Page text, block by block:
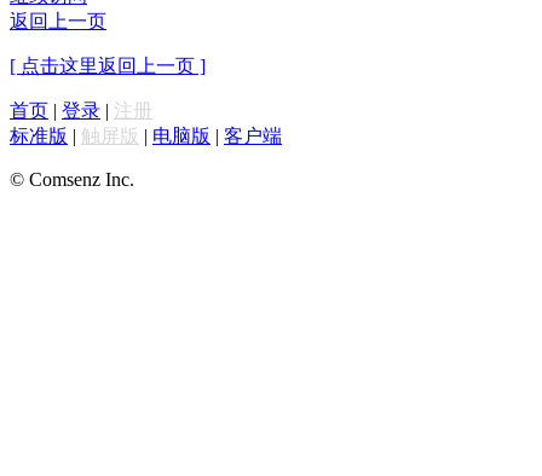
返回上一页
[ 点击这里返回上一页 ]
首页 | 登录 | 注册
标准版 | 触屏版 | 电脑版 | 客户端
© Comsenz Inc.